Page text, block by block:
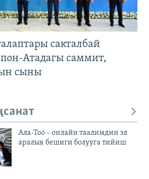
сакталбай
Атадагы саммит,
сыны
Ала-Тоо – онлайн таалимдин эл
аралык бешиги болууга тийиш